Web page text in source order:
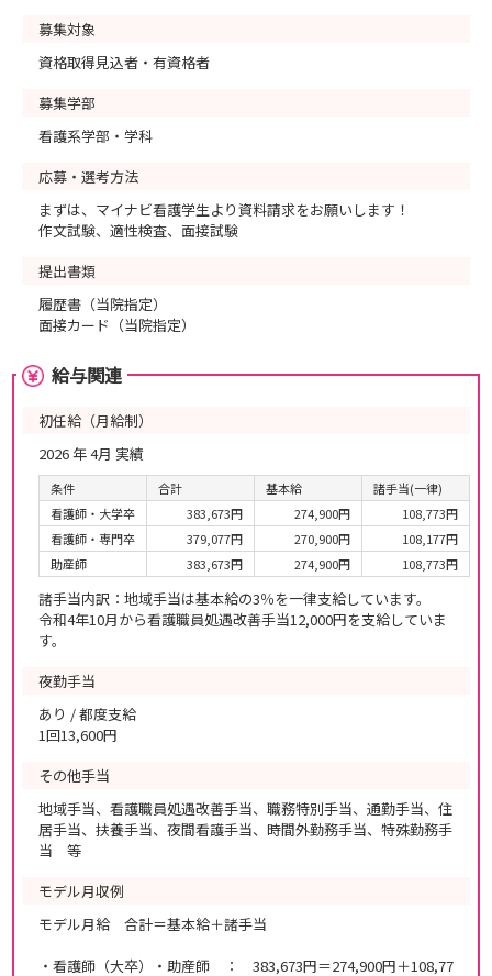
募集対象
資格取得見込者・有資格者
募集学部
看護系学部・学科
応募・選考方法
まずは、マイナビ看護学生より資料請求をお願いします！
作文試験、適性検査、面接試験
提出書類
履歴書（当院指定）
面接カード（当院指定）
給与関連
初任給（月給制）
2026 年 4月 実績
条件 合計 基本給
諸手当(一律)
看護師・大学卒
383,673円 274,900円
108,773円
看護師・専門卒
379,077円 270,900円
108,177円
助産師
383,673円 274,900円 108,773円
諸手当内訳：地域手当は基本給の3％を一律支給しています。
令和4年10月から看護職員処遇改善手当12,000円を支給していま
す。
夜勤手当
あり / 都度支給
1回13,600円
その他手当
地域手当、看護職員処遇改善手当、職務特別手当、通勤手当、住
居手当、扶養手当、夜間看護手当、時間外勤務手当、特殊勤務手
当 等
モデル月収例
モデル月給 合計＝基本給＋諸手当
・看護師（大卒）・助産師 ： 383,673円＝274,900円＋108,77